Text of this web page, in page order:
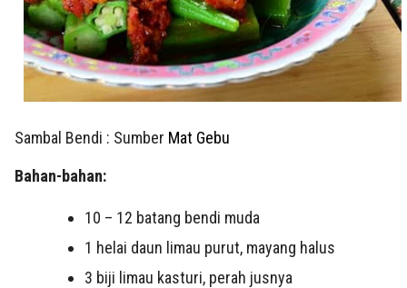
Sambal Bendi : Sumber Mat Gebu
Bahan-bahan:
10 – 12 batang bendi muda
1 helai daun limau purut, mayang halus
3 biji limau kasturi, perah jusnya